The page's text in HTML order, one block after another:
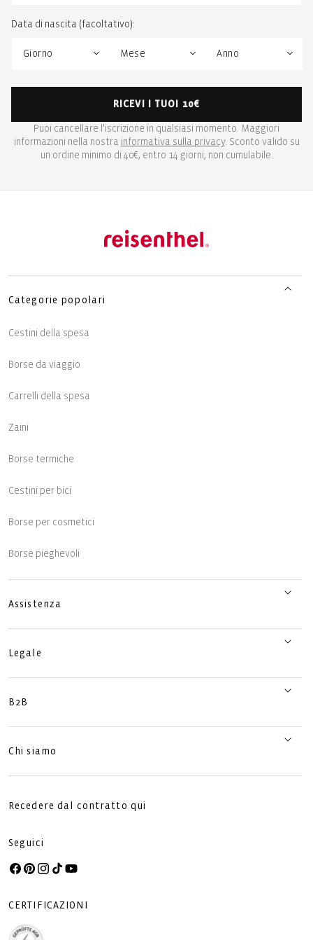
Data di nascita (facoltativo):
RICEVI I TUOI 10€
Puoi cancellare l'iscrizione in qualsiasi momento. Maggiori
informazioni nella nostra informativa sulla privacy. Sconto valido su
un ordine minimo di 40€, entro 14 giorni, non cumulabile.
Categorie popolari
Cestini della spesa
Borse da viaggio
Carrelli della spesa
Zaini
Borse termiche
Cestini per bici
Borse per cosmetici
Borse pieghevoli
Assistenza
Legale
B2B
Chi siamo
Recedere dal contratto qui
Seguici
Facebook
Pinterest
Instagram
TikTokYouTube
CERTIFICAZIONI